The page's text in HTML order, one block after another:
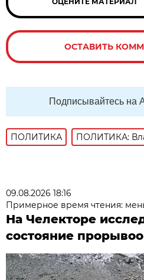
ОСТАВИТЬ
Подписывайтесь на
ПОЛИТИКА ПОЛИТИКА:
09.08.2026 18:16
Примерное время чтения:
На Челекторе
состояние